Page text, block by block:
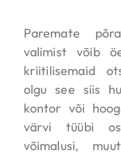
Paremate
valimist võib
kriitilisemaid
olgu see siis
kontor või
värvi tüübi
võimalusi,